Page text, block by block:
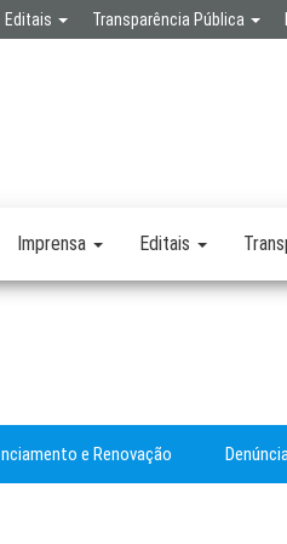
Editais Transparência Pública
Imprensa Editais
e Renovação